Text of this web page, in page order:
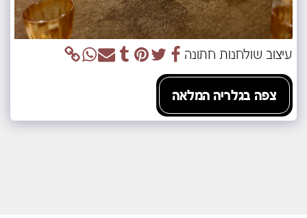
עיצוב שולחנות חתונה
צפה בגלריה המלאה